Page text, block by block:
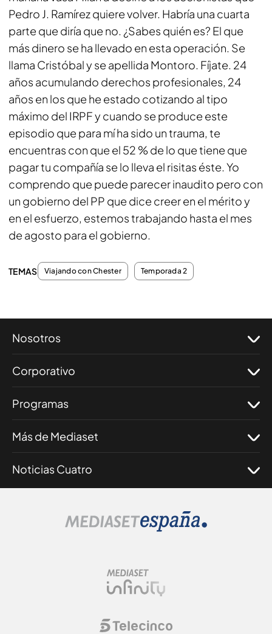
Pedro J. Ramírez quiere volver. Habría una cuarta
parte que diría que no. ¿Sabes quién es? El que
más dinero se ha llevado en esta operación. Se
llama Cristóbal y se apellida Montoro. Fíjate. 24
años acumulando derechos profesionales, 24
años en los que he estado cotizando al tipo
máximo del IRPF y cuando se produce este
episodio que para mí ha sido un trauma, te
encuentras con que el 52 % de lo que tiene que
pagar tu compañía se lo lleva el risitas éste. Yo
comprendo que puede parecer inaudito pero con
un gobierno del PP que dice creer en el mérito y
en el esfuerzo, estemos trabajando hasta el mes
de agosto para el gobierno.
TEMAS Viajando con Chester Temporada 2
Nosotros
Corporativo
Programas
Más de Mediaset
Noticias Cuatro